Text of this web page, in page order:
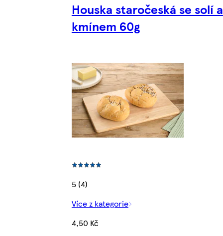
Houska staročeská se solí a
kmínem 60g
5 (4)
Více z kategorie
4,50 Kč